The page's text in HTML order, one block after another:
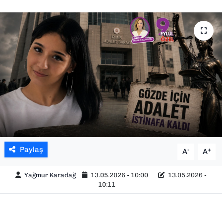
Paylaş A- A+
Yağmur Karadağ 13.05.2026 - 10:00
13.05.2026 -
10:11
YAŞAM
YEREL YÖNETİMLER